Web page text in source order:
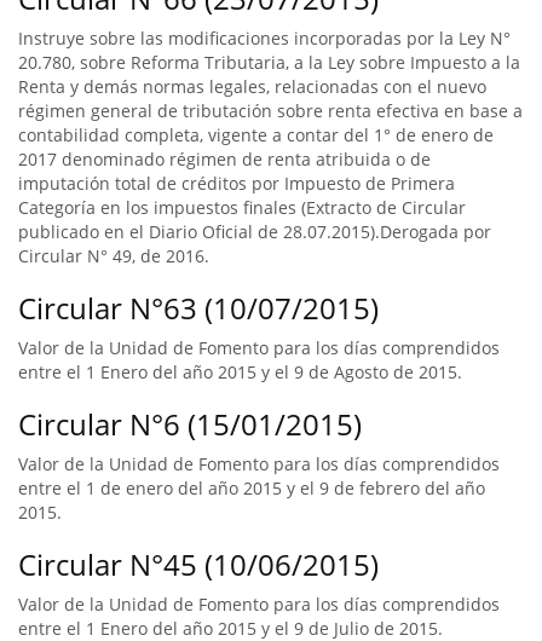
Instruye sobre las modificaciones incorporadas por la Ley N°
20.780, sobre Reforma Tributaria, a la Ley sobre Impuesto a la
Renta y demás normas legales, relacionadas con el nuevo
régimen general de tributación sobre renta efectiva en base a
contabilidad completa, vigente a contar del 1° de enero de
2017 denominado régimen de renta atribuida o de
imputación total de créditos por Impuesto de Primera
Categoría en los impuestos finales (Extracto de Circular
publicado en el Diario Oficial de 28.07.2015).Derogada por
Circular N° 49, de 2016.
Circular N°63 (10/07/2015)
Valor de la Unidad de Fomento para los días comprendidos
entre el 1 Enero del año 2015 y el 9 de Agosto de 2015.
Circular N°6 (15/01/2015)
Valor de la Unidad de Fomento para los días comprendidos
entre el 1 de enero del año 2015 y el 9 de febrero del año
2015.
Circular N°45 (10/06/2015)
Valor de la Unidad de Fomento para los días comprendidos
entre el 1 Enero del año 2015 y el 9 de Julio de 2015.